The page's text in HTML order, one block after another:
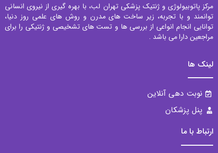
مرکز پاتوبیولوژی و ژنتیک پزشکی تهران لب، با بهره گیری از نیروی انسانی
توانمند و با تجربه، زیر ساخت های مدرن و روش های علمی روز دنیا،
توانایی انجام انواعی از بررسی ها و تست های تشخیصی و ژنتیکی را برای
مراجعین دارا می باشد .
لینک ها
نوبت دهی آنلاین
پنل پزشکان
ارتباط با ما